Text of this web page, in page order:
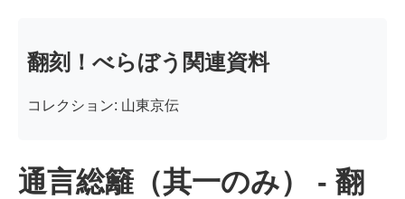
翻刻！べらぼう関連資料
コレクション: 山東京伝
通言総籬（其一のみ） - 翻